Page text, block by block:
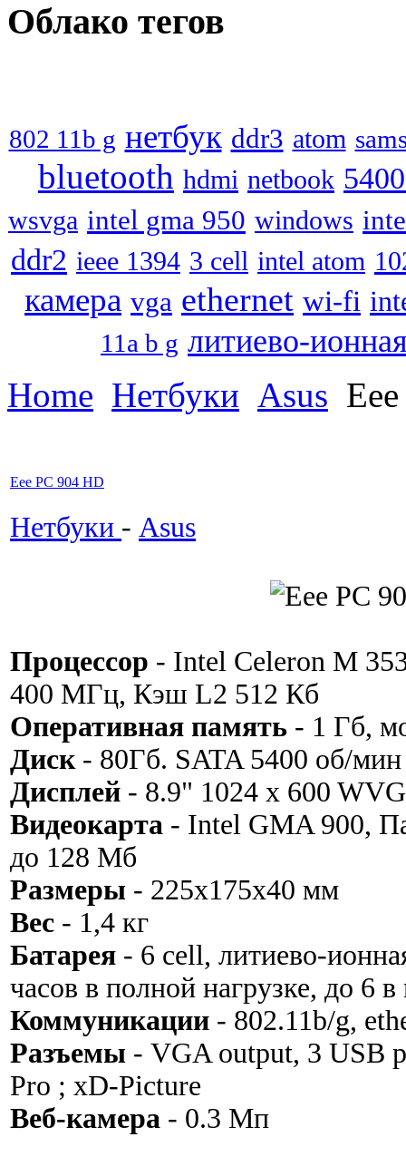
Облако тегов
802 11b g нетбук ddr3 atom
bluetooth hdmi netbook
wsvga intel gma 950 windows
ddr2 ieee 1394 3 cell intel atom
камера vga ethernet wi-fi
11a b g литиево-
Home Нетбуки Asus
Eee PC 904 HD
Нетбуки - Asus
Процессор - Intel Celeron M
400 МГц, Кэш L2 512 Кб
Оперативная память - 1 Гб,
Диск - 80Гб. SATA 5400 об/мин
Дисплей - 8.9" 1024 x 600
Видеокарта - Intel GMA 900,
до 128 Мб
Размеры - 225x175x40 мм
Вес - 1,4 кг
Батарея - 6 cell, литиево-
часов в полной нагрузке, до 6
Коммуникации - 802.11b/g,
Разъемы - VGA output, 3 USB
Pro ; xD-Picture
Веб-камера - 0.3 Мп